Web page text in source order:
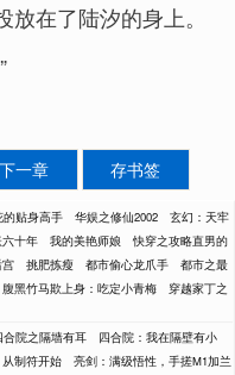
在了陆汐的身上。
下一章 存书签
的贴身高手 华娱之修仙2002
玄幻：天牢
十年 我的美艳师娘
快穿之攻略直男的
挑肥拣瘦 都市偷心龙爪手
都市之最
腹黑竹马欺上身：吃定小青梅
穿越家丁之
合院之隔墙有耳
四合院：我在隔壁有小
制符开始 亮剑：满级悟性，手搓M1加兰